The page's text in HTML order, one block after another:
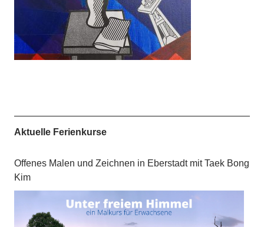
Aktuelle Ferienkurse
Offenes Malen und Zeichnen in Eberstadt mit Taek Bong
Kim